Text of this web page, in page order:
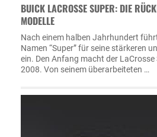
BUICK LACROSSE SUPER: DIE
MODELLE
Nach einem halben Jahrhundert
Namen “Super” für seine stärkeren
ein. Den Anfang macht der
2008. Von seinem überarbeiteten …